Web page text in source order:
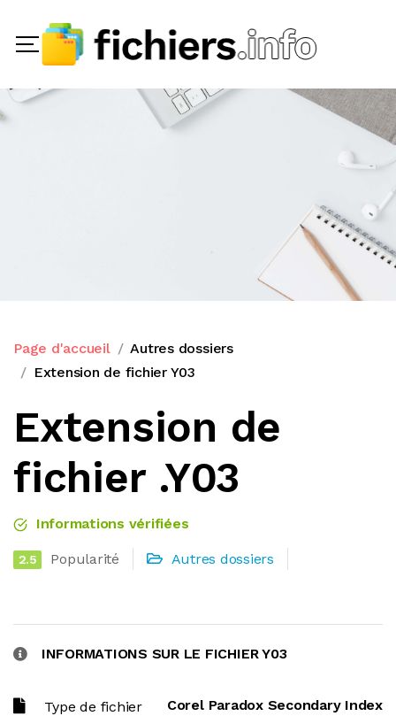
Page d'accueil
Autres dossiers
Extension de fichier Y03
Extension de
fichier .Y03
Informations vérifiées
2.5 Popularité Autres dossiers
INFORMATIONS SUR LE FICHIER Y03
Type de fichier Corel Paradox Secondary Index